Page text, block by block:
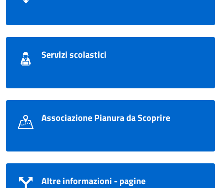
Servizi scolastici
Associazione Pianura da Scoprire
Altre informazioni - pagine